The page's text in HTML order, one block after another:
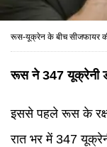
रूस-यूक्रेन के बीच सीजफायर
रूस ने 347 यूक्रेनी
इससे पहले रूस के
रात भर में 347